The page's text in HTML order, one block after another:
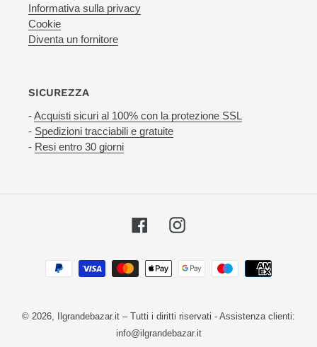
Informativa sulla privacy
Cookie
Diventa un fornitore
SICUREZZA
-Acquisti sicuri al 100% con la protezione SSL
- Spedizioni tracciabili e gratuite
- Resi entro 30 giorni
FacebookInstagram
Metodi
di
© 2026, Ilgrandebazar.it – Tutti i diritti riservati - Assistenza clienti:
info@ilgrandebazar.it